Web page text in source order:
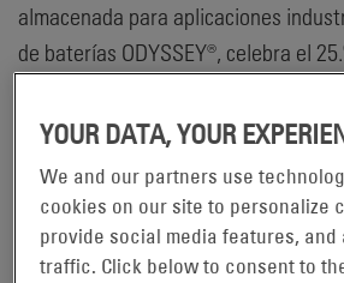
almacenada para aplicaciones
de baterías ODYSSEY®, celebra el
éxito. Con una serie de actividades
los momentos especiales de las
los últimos 25 años y mostrará cómo
alimentación de primera calidad se
YOUR DATA, YOUR
We and our partners use
cookies on our site to personalize
provide social media features, and
traffic. Click below to consent to